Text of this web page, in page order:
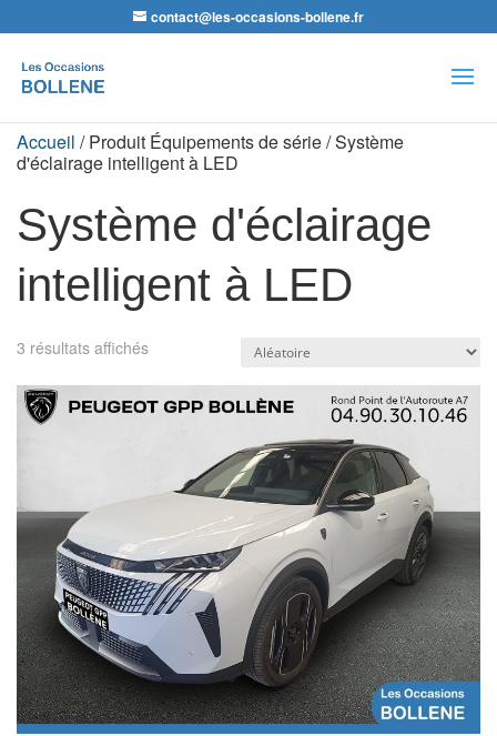
contact@les-occasions-bollene.fr
de
produits
Accueil / Produit Équipements de série / Système
d'éclairage intelligent à LED
Système d'éclairage
intelligent à LED
3 résultats affichés